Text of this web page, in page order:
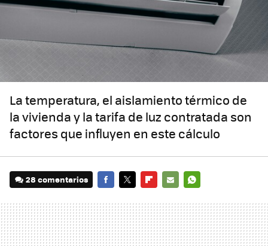
La temperatura, el aislamiento térmico de
la vivienda y la tarifa de luz contratada son
factores que influyen en este cálculo
28 comentarios
MAIL